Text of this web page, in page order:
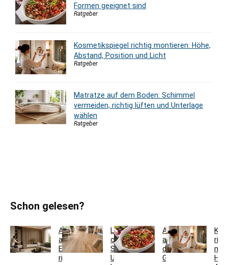
Formen geeignet sind
Ratgeber
Kosmetikspiegel richtig montieren: Höhe,
Abstand, Position und Licht
Ratgeber
Matratze auf dem Boden: Schimmel
vermeiden, richtig lüften und Unterlage
wählen
Ratgeber
Schon gelesen?
Akustikpaneele
aus
Eiche
richtig
Landhausdiele
oder
Schiffsboden:
Unterschiede
Auflaufform
auf
den
Grill